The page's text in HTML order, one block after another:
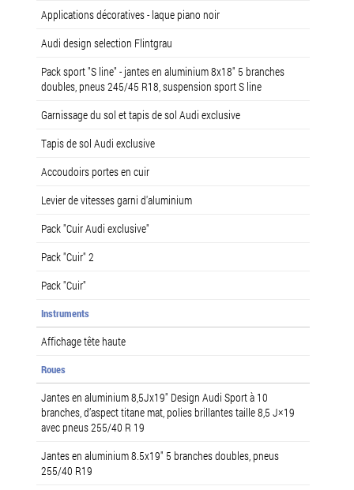
Applications décoratives - laque piano noir
Audi design selection Flintgrau
Pack sport "S line" - jantes en aluminium 8x18" 5 branches
doubles, pneus 245/45 R18, suspension sport S line
Garnissage du sol et tapis de sol Audi exclusive
Tapis de sol Audi exclusive
Accoudoirs portes en cuir
Levier de vitesses garni d'aluminium
Pack "Cuir Audi exclusive"
Pack "Cuir" 2
Pack "Cuir"
Instruments
Affichage tête haute
Roues
Jantes en aluminium 8,5Jx19" Design Audi Sport à 10
branches, d’aspect titane mat, polies brillantes taille 8,5 J×19
avec pneus 255/40 R 19
Jantes en aluminium 8.5x19" 5 branches doubles, pneus
255/40 R19